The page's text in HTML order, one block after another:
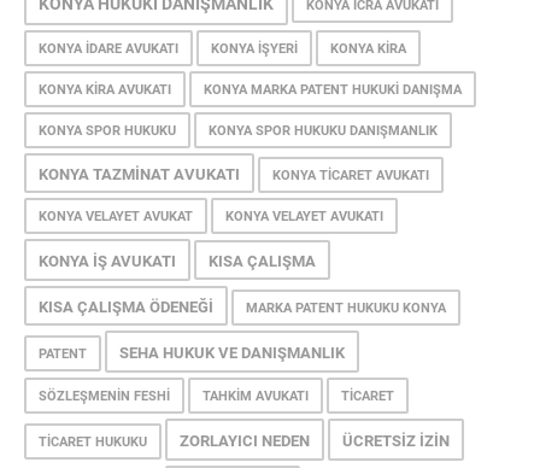
KONYA HUKUKI DANIŞMANLIK KONYA ICRA AVUKATI
KONYA IDARE AVUKATI KONYA IŞYERI KONYA KIRA
KONYA KIRA AVUKATI KONYA MARKA PATENT HUKUKI DANIŞMA
KONYA SPOR HUKUKU KONYA SPOR HUKUKU DANIŞMANLIK
KONYA TAZMINAT AVUKATI KONYA TICARET AVUKATI
KONYA VELAYET AVUKAT KONYA VELAYET AVUKATI
KONYA İŞ AVUKATI KISA ÇALIŞMA
KISA ÇALIŞMA ÖDENEĞI MARKA PATENT HUKUKU KONYA
PATENT SEHA HUKUK VE DANIŞMANLIK
SÖZLEŞMENIN FESHI TAHKIM AVUKATI TICARET
TICARET HUKUKU ZORLAYICI NEDEN ÜCRETSIZ İZIN